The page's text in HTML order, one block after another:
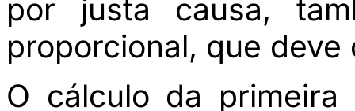
por justa causa,
proporcional, que
O cálculo da